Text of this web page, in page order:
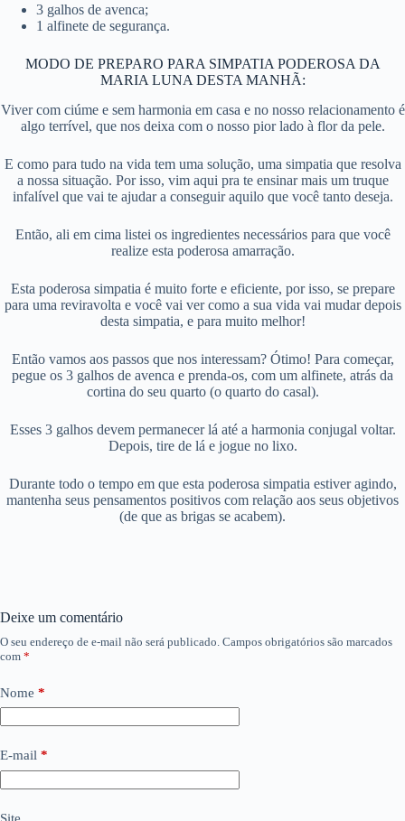
3 galhos de avenca;
1 alfinete de segurança.
MODO DE PREPARO PARA SIMPATIA PODEROSA DA
MARIA LUNA DESTA MANHÃ:
Viver com ciúme e sem harmonia em casa e no nosso relacionamento é
algo terrível, que nos deixa com o nosso pior lado à flor da pele.
E como para tudo na vida tem uma solução, uma simpatia que resolva
a nossa situação. Por isso, vim aqui pra te ensinar mais um truque
infalível que vai te ajudar a conseguir aquilo que você tanto deseja.
Então, ali em cima listei os ingredientes necessários para que você
realize esta poderosa amarração.
Esta poderosa simpatia é muito forte e eficiente, por isso, se prepare
para uma reviravolta e você vai ver como a sua vida vai mudar depois
desta simpatia, e para muito melhor!
Então vamos aos passos que nos interessam? Ótimo! Para começar,
pegue os 3 galhos de avenca e prenda-os, com um alfinete, atrás da
cortina do seu quarto (o quarto do casal).
Esses 3 galhos devem permanecer lá até a harmonia conjugal voltar.
Depois, tire de lá e jogue no lixo.
Durante todo o tempo em que esta poderosa simpatia estiver agindo,
mantenha seus pensamentos positivos com relação aos seus objetivos
(de que as brigas se acabem).
Deixe um comentário
O seu endereço de e-mail não será publicado. Campos obrigatórios são marcados
com *
Nome *
E-mail *
Site